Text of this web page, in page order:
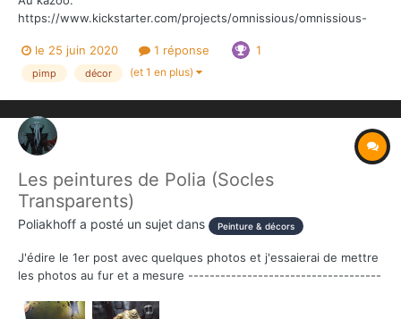
https://www.kickstarter.com/projects/omnissious/omnissious-
principalement destiné aux joueurs de 40k et aux constructeurs
de dioramas / plateaux 3D. Ce ne sont pas les 1ers sur le marché
le 25 juin 2020 1 réponse 1
pimp décor (et 1 en plus)
Les peintures de Polia (Socles
Transparents)
Poliakhoff a posté un sujet dans Peinture & décors
J'édire le 1er post avec quelques photos et j'essaierai de mettre
les photos au fur et a mesure ------------------------------------
-------------------------------------- Petite question co...